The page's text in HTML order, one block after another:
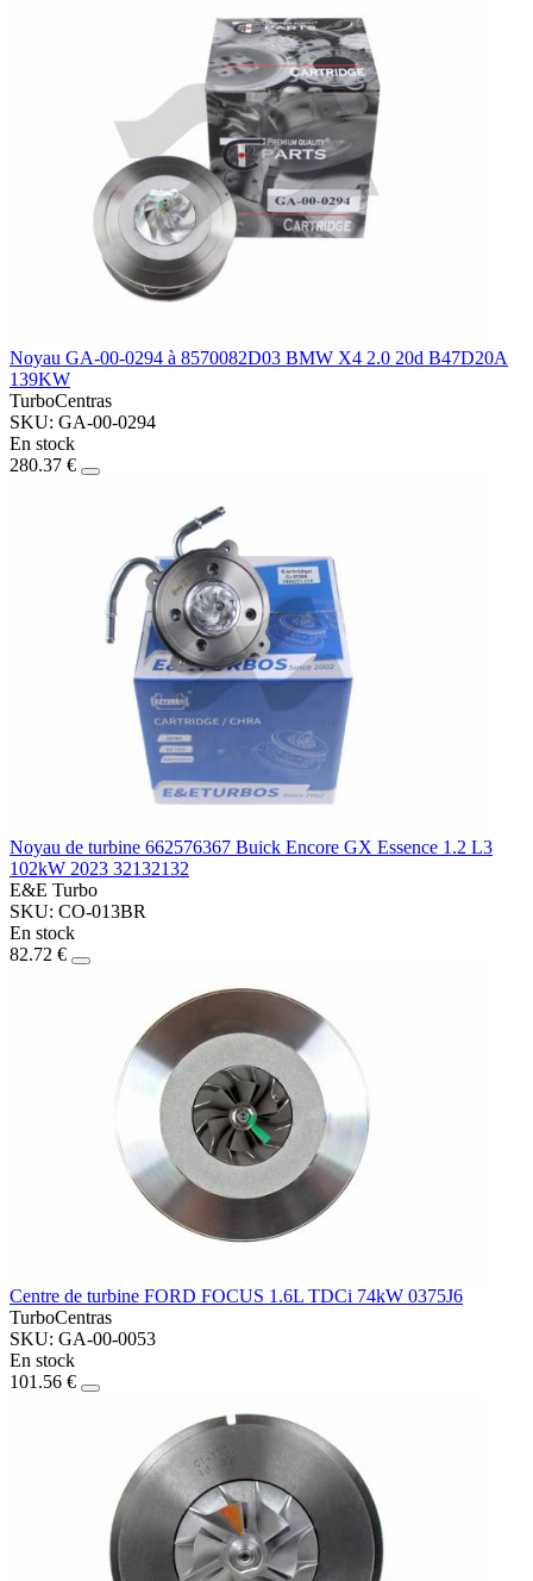
Noyau GA-00-0294 à 8570082D03 BMW X4 2.0 20d B47D20A
139KW
TurboCentras
SKU: GA-00-0294
En stock
280.37 €
Noyau de turbine 662576367 Buick Encore GX Essence 1.2 L3
102kW 2023 32132132
E&E Turbo
SKU: CO-013BR
En stock
82.72 €
Centre de turbine FORD FOCUS 1.6L TDCi 74kW 0375J6
TurboCentras
SKU: GA-00-0053
En stock
101.56 €